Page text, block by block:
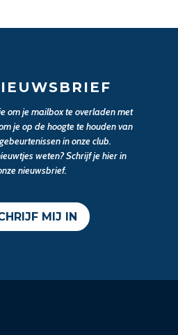
om je mailbox te overladen met
je op de hoogte te houden van
in onze club.
weten? Schrijf je hier in
nieuwsbrief.
MIJ IN